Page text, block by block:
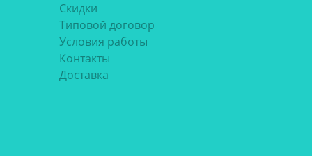
Скидки
Типовой договор
Условия работы
Контакты
Доставка